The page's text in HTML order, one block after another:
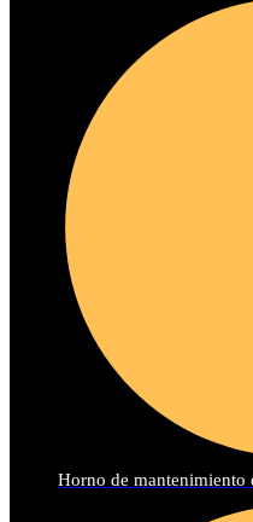
Horno de mantenimiento